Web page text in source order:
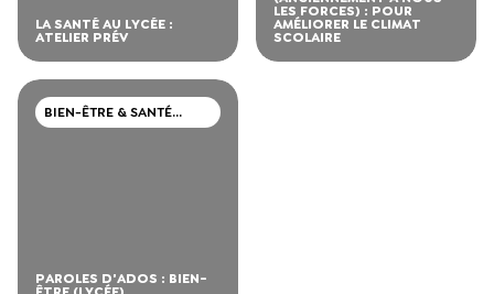
LA SANTÉ AU LYCÉE :
ATELIER PRÉV
LES FORCES) : POUR
AMÉLIORER LE CLIMAT
SCOLAIRE
BIEN-ÊTRE & SANTÉ
MENTALE
PAROLES D'ADOS : BIEN-